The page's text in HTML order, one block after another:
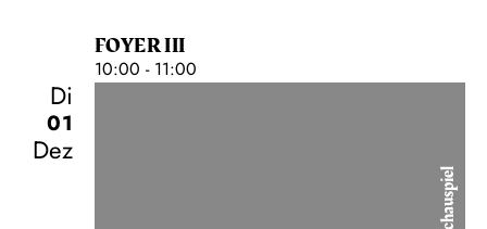
FOYER III
10:00 - 11:00
Di
01
Dez
Schauspiel